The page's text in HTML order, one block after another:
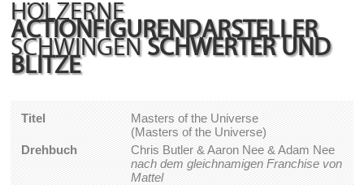
HÖLZERNE
ACTIONFIGURENDARSTELLER
SCHWINGEN SCHWERTER UND
BLITZE
Titel
Masters of the Universe
(Masters of the Universe)
Drehbuch
Chris Butler & Aaron Nee & Adam Nee
nach dem gleichnamigen Franchise von
Mattel